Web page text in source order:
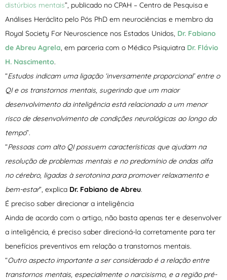
distúrbios mentais”, publicado no CPAH – Centro de Pesquisa e
Análises Heráclito pelo Pós PhD em neurociências e membro da
Royal Society For Neuroscience nos Estados Unidos, Dr. Fabiano
de Abreu Agrela, em parceria com o Médico Psiquiatra Dr. Flávio
H. Nascimento.
“Estudos indicam uma ligação ‘inversamente proporcional’ entre o
QI e os transtornos mentais, sugerindo que um maior
desenvolvimento da inteligência está relacionado a um menor
risco de desenvolvimento de condições neurológicas ao longo do
tempo”.
“Pessoas com alto QI possuem características que ajudam na
resolução de problemas mentais e no predomínio de ondas alfa
no cérebro, ligadas à serotonina para promover relaxamento e
bem-estar”, explica Dr. Fabiano de Abreu.
É preciso saber direcionar a inteligência
Ainda de acordo com o artigo, não basta apenas ter e desenvolver
a inteligência, é preciso saber direcioná-la corretamente para ter
benefícios preventivos em relação a transtornos mentais.
“Outro aspecto importante a ser considerado é a relação entre
transtornos mentais, especialmente o narcisismo, e a região pré-